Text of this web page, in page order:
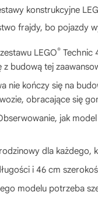
konstrukcyjne
frajdy, bo pojazdy
LEGO® Technic
budową tej
nie kończy się na
obracające się
jak
dla każdego,
i 46 cm
modelu potrzeba